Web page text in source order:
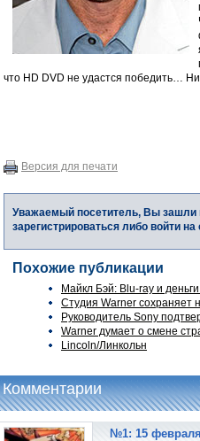
что HD DVD не удастся победить…
Версия для печати
Уважаемый посетитель, Вы зашли
зарегистрироваться либо войти
Похожие публикации
Майкл Бэй: Blu-ray и
Студия Warner сохраняет
Руководитель Sony
Warner думает о смене
Lincoln/Линкольн
Комментарии
№1: 15